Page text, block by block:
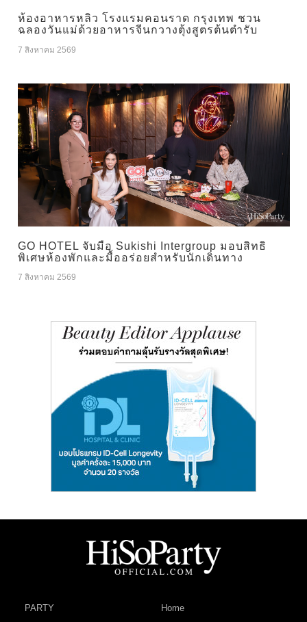
ห้องอาหารหลิว โรงแรมคอนราด กรุงเทพ ชวน
ฉลองวันแม่ด้วยอาหารจีนกวางตุ้งสูตรต้นตำรับ
7 สิงหาคม 2569
GO HOTEL จับมือ Sukishi Intergroup มอบสิทธิ
พิเศษห้องพักและมื้ออร่อยสำหรับนักเดินทาง
7 สิงหาคม 2569
PARTY
Home